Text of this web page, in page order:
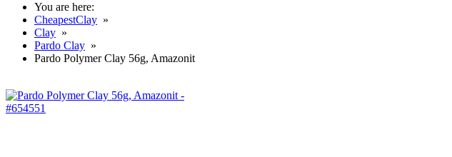
You are here:
CheapestClay »
Clay »
Pardo Clay »
Pardo Polymer Clay 56g, Amazonit